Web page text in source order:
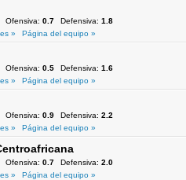
Ofensiva: 0.7 Defensiva: 1.8
»
Página del equipo »
Ofensiva: 0.5 Defensiva: 1.6
»
Página del equipo »
Ofensiva: 0.9 Defensiva: 2.2
»
Página del equipo »
Ofensiva: 0.7 Defensiva: 2.0
»
Página del equipo »